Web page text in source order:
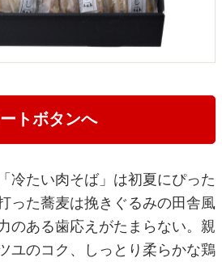
トボタンへ
冷たい肉そば」は初夏にぴった
った蕎麦は挽きぐるみの田舎風
のある歯応えがたまらない。親
ユのコク、しっとり柔らかな鶏